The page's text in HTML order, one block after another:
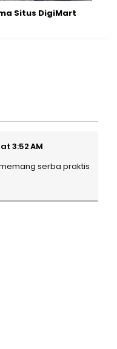
Situs DigiMart
3:52 AM
serba praktis